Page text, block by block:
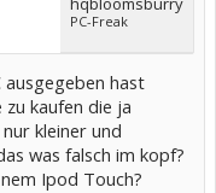
PC-Freak
hast
kaufen die ja
kleiner und
was falsch im kopf?
Ipod Touch?